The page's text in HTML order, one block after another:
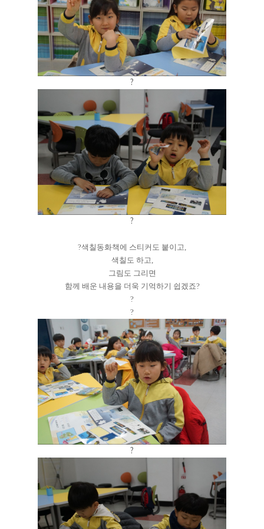
?
?
?색칠동화책에 스티커도 붙이고,
색칠도 하고,
그림도 그리면
함께 배운 내용을 더욱 기억하기 쉽겠죠?
?
?
?